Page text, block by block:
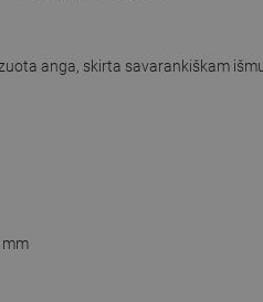
anga, skirta savarankiškam
mm